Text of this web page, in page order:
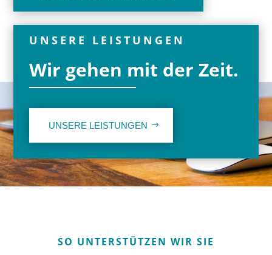
UNSERE LEISTUNGEN
Wir gehen mit der Zeit.
UNSERE LEISTUNGEN
SO UNTERSTÜTZEN WIR SIE